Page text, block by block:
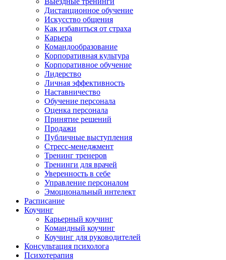
Дистанционное обучение
Искусство общения
Как избавиться от страха
Карьера
Командообразование
Корпоративная культура
Корпоративное обучение
Лидерство
Личная эффективность
Наставничество
Обучение персонала
Оценка персонала
Принятие решений
Продажи
Публичные выступления
Стресс-менеджмент
Тренинг тренеров
Тренинги для врачей
Уверенность в себе
Управление персоналом
Эмоциональный интелект
Расписание
Коучинг
Карьерный коучинг
Командный коучинг
Коучинг для руководителей
Консультация психолога
Психотерапия